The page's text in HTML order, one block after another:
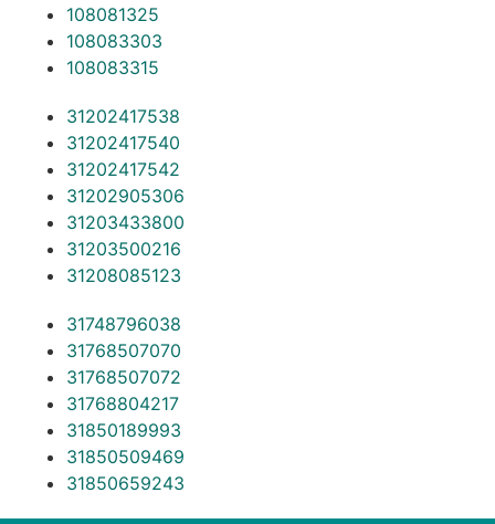
108081325
108083303
108083315
31202417538
31202417540
31202417542
31202905306
31203433800
31203500216
31208085123
31748796038
31768507070
31768507072
31768804217
31850189993
31850509469
31850659243